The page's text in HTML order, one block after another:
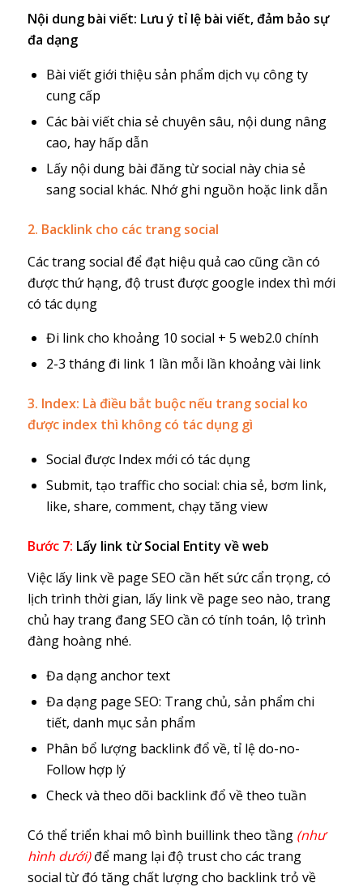
Nội dung bài viết: Lưu ý tỉ lệ bài viết, đảm bảo sự
đa dạng
Bài viết giới thiệu sản phẩm dịch vụ công ty
cung cấp
Các bài viết chia sẻ chuyên sâu, nội dung nâng
cao, hay hấp dẫn
Lấy nội dung bài đăng từ social này chia sẻ
sang social khác. Nhớ ghi nguồn hoặc link dẫn
2. Backlink cho các trang social
Các trang social để đạt hiệu quả cao cũng cần có
được thứ hạng, độ trust được google index thì mới
có tác dụng
Đi link cho khoảng 10 social + 5 web2.0 chính
2-3 tháng đi link 1 lần mỗi lần khoảng vài link
3. Index: Là điều bắt buộc nếu trang social ko
được index thì không có tác dụng gì
Social được Index mới có tác dụng
Submit, tạo traffic cho social: chia sẻ, bơm link,
like, share, comment, chạy tăng view
Bước 7: Lấy link từ Social Entity về web
Việc lấy link về page SEO cần hết sức cẩn trọng, có
lịch trình thời gian, lấy link về page seo nào, trang
chủ hay trang đang SEO cần có tính toán, lộ trình
đàng hoàng nhé.
Đa dạng anchor text
Đa dạng page SEO: Trang chủ, sản phẩm chi
tiết, danh mục sản phẩm
Phân bổ lượng backlink đổ về, tỉ lệ do-no-
Follow hợp lý
Check và theo dõi backlink đổ về theo tuần
Có thể triển khai mô bình buillink theo tầng (như
hình dưới)để mang lại độ trust cho các trang
social từ đó tăng chất lượng cho backlink trỏ về